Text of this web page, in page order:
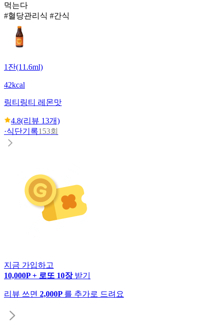
먹는다
#혈당관리식 #간식
1잔(11.6ml)
42kcal
링티 링티 레몬맛
4.8(리뷰 13개)
·식단기록153회
지금 가입하고
10,000P + 로또 10장 받기
리뷰 쓰면 2,000P 를 추가로 드려요